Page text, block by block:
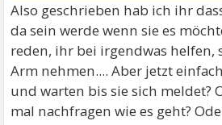
Also geschrieben hab ich ihr
da sein werde wenn sie es
reden, ihr bei irgendwas helfen,
Arm nehmen.... Aber jetzt
und warten bis sie sich meldet?
mal nachfragen wie es geht?